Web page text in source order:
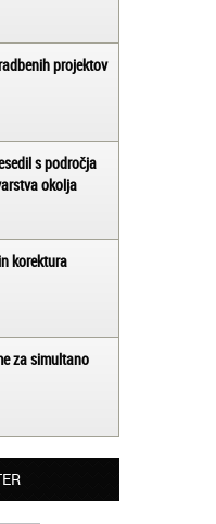
projektov
s področja
okolja
korektura
za simultano
v Akademiji
in
hitro in